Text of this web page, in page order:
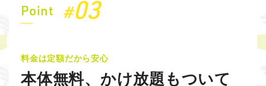
Point #03
料金は定額だから安心
本体無料、かけ放題もついて